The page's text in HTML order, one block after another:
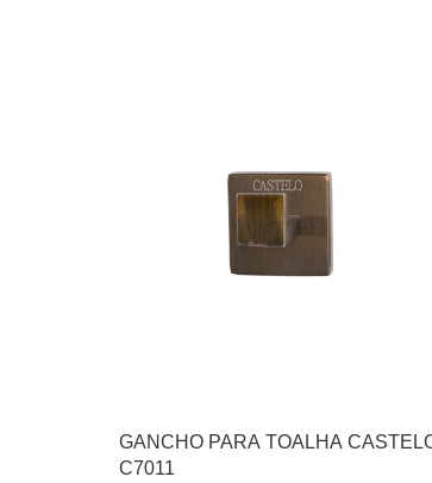
GANCHO PARA TOALHA
C7011